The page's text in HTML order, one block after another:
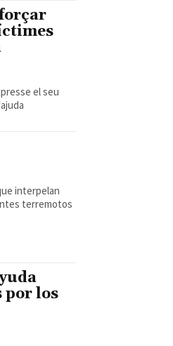
el seu
interpelan
terremotos
por los